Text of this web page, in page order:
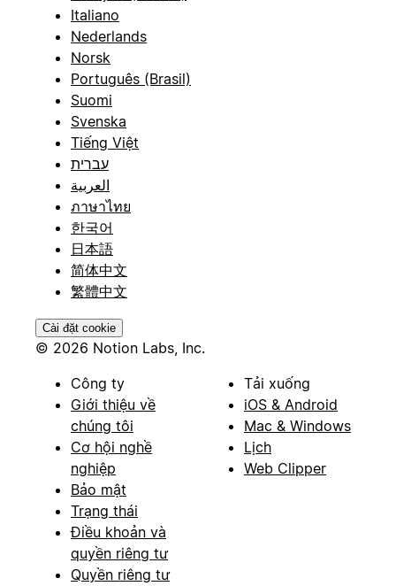
Italiano
Nederlands
Norsk
Português (Brasil)
Suomi
Svenska
Tiếng Việt
עברית
العربية
ภาษาไทย
한국어
日本語
简体中文
繁體中文
Cài đặt cookie
© 2026 Notion Labs, Inc.
Công ty
Giới thiệu về
chúng tôi
Cơ hội nghề
nghiệp
Bảo mật
Trạng thái
Điều khoản và
quyền riêng tư
Quyền riêng tư
Tải xuống
iOS & Android
Mac & Windows
Lịch
Web Clipper